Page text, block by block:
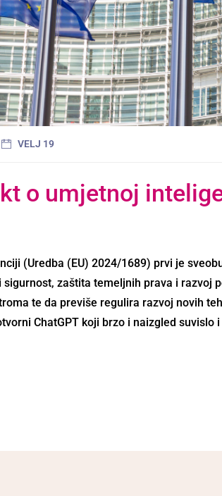
VELJ 19
o umjetnoj
(Uredba (EU) 2024/1689) prvi je
zaštita temeljnih prava i razvoj
te da previše regulira razvoj novih
ChatGPT koji brzo i naizgled